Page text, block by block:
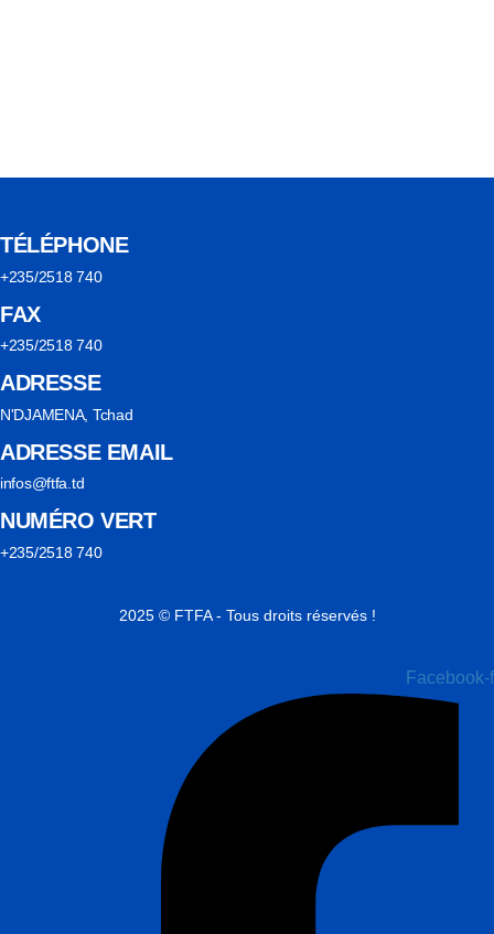
TÉLÉPHONE
+235/2518 740
FAX
+235/2518 740
ADRESSE
N'DJAMENA, Tchad
ADRESSE EMAIL
infos@ftfa.td
NUMÉRO VERT
+235/2518 740
2025 © FTFA - Tous droits réservés !
Facebook-f